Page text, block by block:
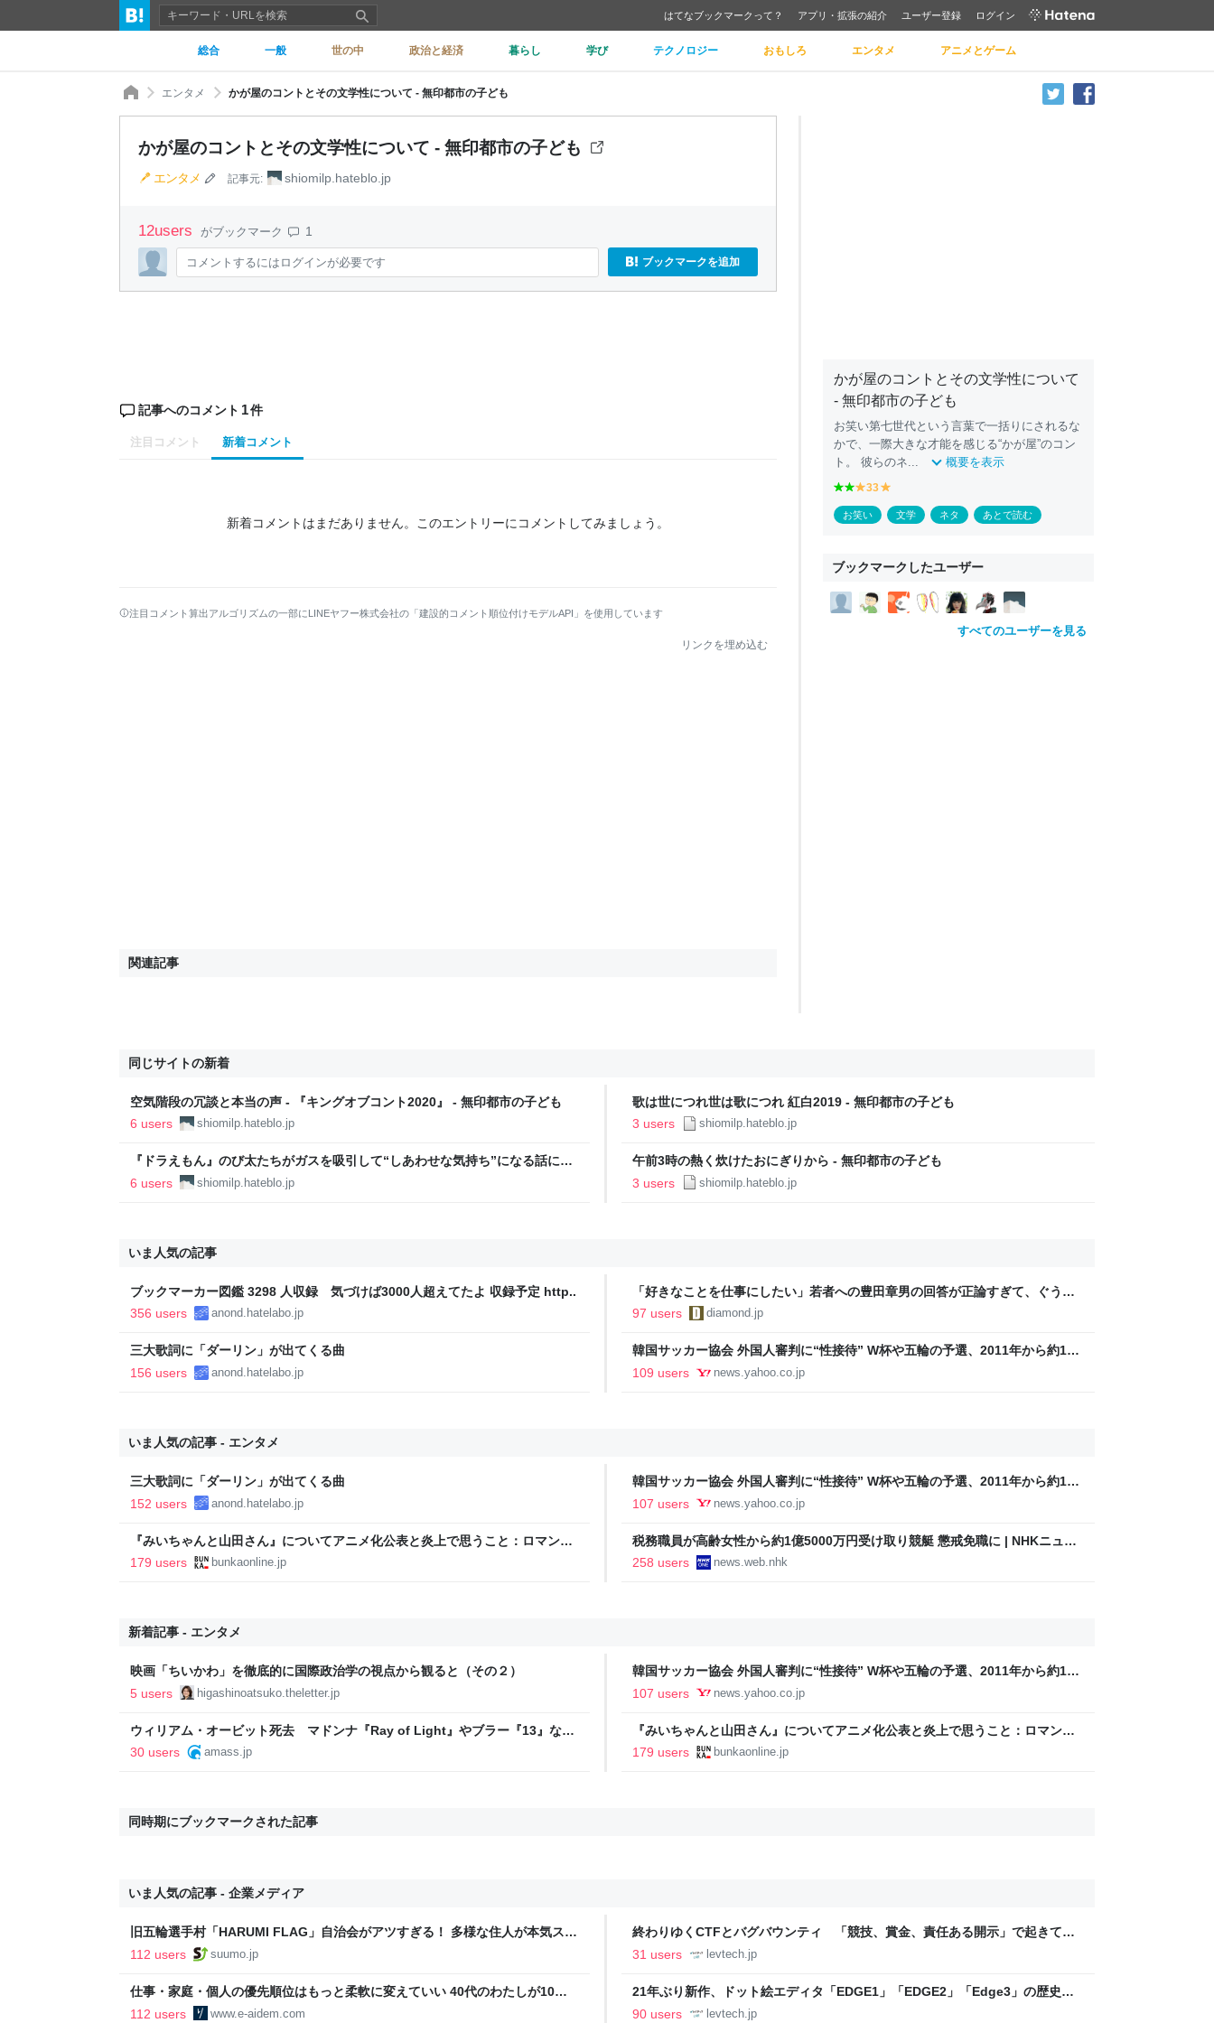
はてなブックマークって？ アプリ・拡張の紹介 ユーザー登録 ログイン
総合 一般 世の中 政治と経済 暮らし 学び テクノロジー おもしろ エンタメ アニメとゲーム
エンタメ かが屋のコントとその文学性について - 無印都市の子ども
かが屋のコントとその文学性について - 無印都市の子ども
エンタメ 記事元: shiomilp.hateblo.jp
12users がブックマーク 1
コメントするにはログインが必要です ブックマークを追加
記事へのコメント 1件
注目コメント 新着コメント
新着コメントはまだありません。 このエントリーにコメントしてみましょう。
注目コメント算出アルゴリズムの一部にLINEヤフー株式会社の「建設的コメント順位付けモデルAPI」を使用しています
リンクを埋め込む
関連記事
かが屋のコントとその文学性について
- 無印都市の子ども
お笑い第七世代という言葉で一括りにされるな
かで、一際大きな才能を感じる“かが屋”のコン
ト。 彼らのネ...
概要を表示
g
r
e
g
r
e
y
e
ll
33
e
ll
お笑い 文学 ネタ あとで読む
ブックマークしたユーザー
すべてのユーザーを見る
同じサイトの新着
空気階段の冗談と本当の声 - 『キングオブコント2020』 - 無印都市の子ども
6 users
shiomilp.hateblo.jp
歌は世につれ世は歌につれ 紅白2019 - 無印都市の子ども
3 users
shiomilp.hateblo.jp
『ドラえもん』のび太たちがガスを吸引して“しあわせな気持ち”になる話につ
いて - 無印都市の子ども
6 users shiomilp.hateblo.jp
午前3時の熱く炊けたおにぎりから - 無印都市の子ども
3 users
shiomilp.hateblo.jp
いま人気の記事
ブックマーカー図鑑 3298 人収録 気づけば3000人超えてたよ 収録予定 http..
356 users
anond.hatelabo.jp
「好きなことを仕事にしたい」若者への豊田章男の回答が正論すぎて、ぐうの
音も出なかった
97 users diamond.jp
三大歌詞に「ダーリン」が出てくる曲
156 users
anond.hatelabo.jp
韓国サッカー協会 外国人審判に“性接待” W杯や五輪の予選、2011年から約1年
間で10人余に対し JNN報告書入手（TBS NEWS DIG Powered by JNN） -
109 users news.yahoo.co.jp
いま人気の記事 - エンタメ
三大歌詞に「ダーリン」が出てくる曲
152 users
anond.hatelabo.jp
韓国サッカー協会 外国人審判に“性接待” W杯や五輪の予選、2011年から約1年
間で10人余に対し JNN報告書入手（TBS NEWS DIG Powered by JNN） -
107 users news.yahoo.co.jp
『みいちゃんと山田さん』についてアニメ化公表と炎上で思うこと：ロマン優
光連載404
179 users bunkaonline.jp
税務職員が高齢女性から約1億5000万円受け取り競艇 懲戒免職に | NHKニュー
ス
258 users news.web.nhk
新着記事 - エンタメ
映画「ちいかわ」を徹底的に国際政治学の視点から観ると（その２）
5 users
higashinoatsuko.theletter.jp
韓国サッカー協会 外国人審判に“性接待” W杯や五輪の予選、2011年から約1年
間で10人余に対し JNN報告書入手（TBS NEWS DIG Powered by JNN） -
107 users news.yahoo.co.jp
ウィリアム・オービット死去 マドンナ『Ray of Light』やブラー『13』など
をプロデュース - amass
30 users amass.jp
『みいちゃんと山田さん』についてアニメ化公表と炎上で思うこと：ロマン優
光連載404
179 users bunkaonline.jp
同時期にブックマークされた記事
いま人気の記事 - 企業メディア
旧五輪選手村「HARUMI FLAG」自治会がアツすぎる！ 多様な住人が本気スキ
ルで挑む、盆踊り2万人集客や交通改善など“街の価値向上”戦略 東京・中央
112 users suumo.jp
終わりゆくCTFとバグバウンティ 「競技、賞金、責任ある開示」で起きてい
ること【フォーカス】 - レバテックLAB
31 users levtech.jp
仕事・家庭・個人の優先順位はもっと柔軟に変えていい 40代のわたしが10年
後の自分に伝えたいこと - りっすん by イーアイデム
112 users www.e-aidem.com
21年ぶり新作、ドット絵エディタ「EDGE1」「EDGE2」「Edge3」の歴史に
ついて作者に聞く【フォーカス】 - レバテックLAB
90 users levtech.jp